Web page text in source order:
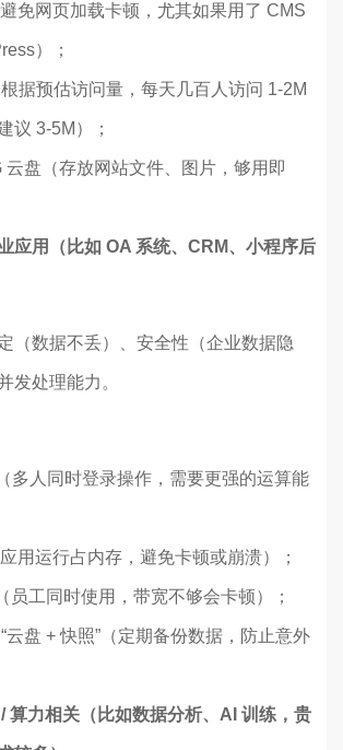
免网页加载卡顿，尤其如果用了 CMS
）；
据预估访问量，每天几百人访问 1-2M
议 3-5M）；
云盘（存放网站文件、图片，够用即
应用（比如 OA 系统、CRM、小程序后
（数据不丢）、安全性（企业数据隐
发处理能力。
多人同时登录操作，需要更强的运算能
用运行占内存，避免卡顿或崩溃）；
员工同时使用，带宽不够会卡顿）；
云盘 + 快照”（定期备份数据，防止意外
算力相关（比如数据分析、AI 训练，贵